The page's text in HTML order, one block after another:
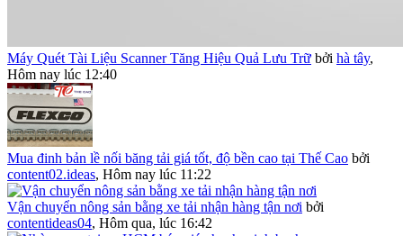
Máy Quét Tài Liệu Scanner Tăng Hiệu Quả Lưu Trữ bởi hà tây,
Hôm nay lúc 12:40
Mua đinh bản lề nối băng tải giá tốt, độ bền cao tại Thế Cao bởi
content02.ideas, Hôm nay lúc 11:22
Vận chuyển nông sản bằng xe tải nhận hàng tận nơi bởi
contentideas04, Hôm qua, lúc 16:42